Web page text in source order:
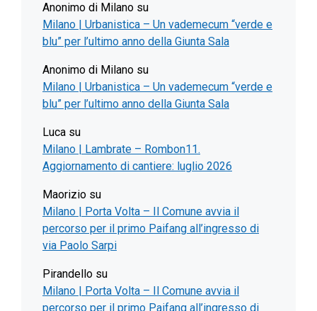
Anonimo di Milano su
Milano | Urbanistica – Un vademecum “verde e
blu” per l’ultimo anno della Giunta Sala
Anonimo di Milano su
Milano | Urbanistica – Un vademecum “verde e
blu” per l’ultimo anno della Giunta Sala
Luca su
Milano | Lambrate – Rombon11.
Aggiornamento di cantiere: luglio 2026
Maorizio su
Milano | Porta Volta – Il Comune avvia il
percorso per il primo Paifang all’ingresso di
via Paolo Sarpi
Pirandello su
Milano | Porta Volta – Il Comune avvia il
percorso per il primo Paifang all’ingresso di